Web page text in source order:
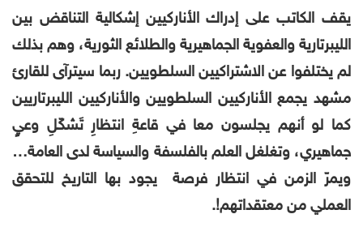
يقف الكاتب على إدراك الأناركيين إشكالية التناقض بين
الليبرتارية والعفوية الجماهيرية والطلائع الثورية، وهم بذلك
لم يختلفوا عن الاشتراكيين السلطويين. ربما سيترآى للقارئ
مشهد يجمع الأناركيين السلطويين والأناركيين الليبرتاريين
كما لو أنهم يجلسون معا في قاعةِ انتظارِ تَشكّلِ وعيٍ
جماهيري، وتغلغل العلم بالفلسفة والسياسة لدى العامة…
ويمرّ الزمن في انتظار فرصة يجود بها التاريخ للتحقق
العملي من معتقداتهم!.